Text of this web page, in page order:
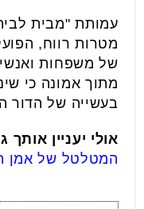
עמותת "מבית
מטרות רווח,
של משפחות
מתוך אמונה כי
בעשייה של הדור
אולי יעניין אותך
המטלטל של אמן